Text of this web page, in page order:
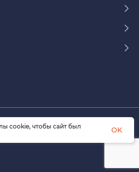
Все права защищены
cookie, чтобы сайт был
OK